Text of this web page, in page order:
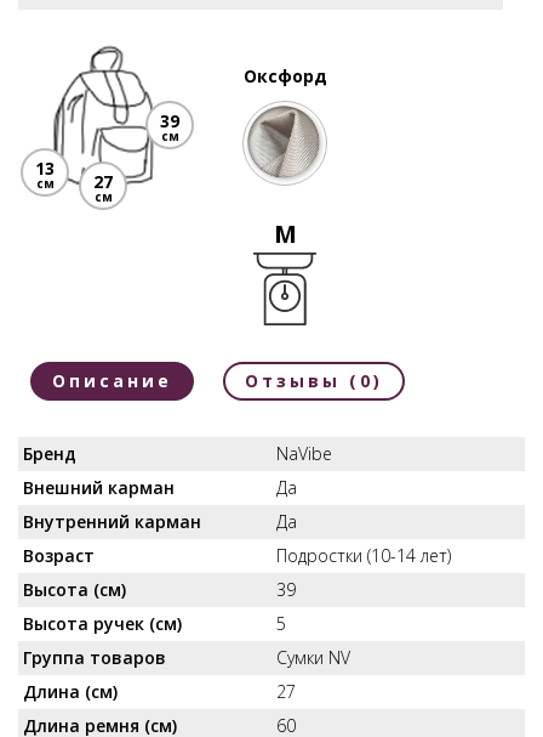
13
см
39
см
27
см
Оксфорд
M
Описание Отзывы (0)
Бренд
NaVibe
Внешний карман
Да
Внутренний карман
Да
Возраст
Подростки (10-14 лет)
Высота (см)
39
Высота ручек (см)
5
Группа товаров
Сумки NV
Длина (см)
27
Длина ремня (см)
60